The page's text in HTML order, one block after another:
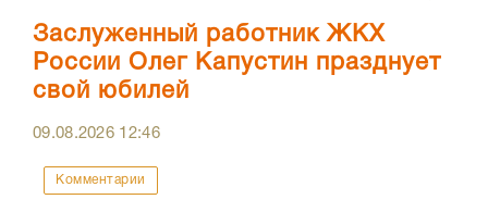
Заслуженный работник ЖКХ
России Олег Капустин празднует
свой юбилей
09.08.2026 12:46
Комментарии